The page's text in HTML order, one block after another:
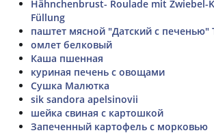
Hähnchenbrust- Roulade mit Zwiebel-
Füllung
паштет мясной "Датский с печенью"
омлет белковый
Каша пшенная
куриная печень с овощами
Сушка Малютка
sik sandora apelsinovii
шейка свиная с картошкой
Запеченный картофель с морковью